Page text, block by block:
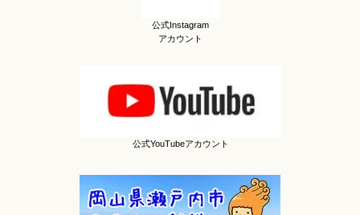
公式Instagram
アカウント
公式YouTubeアカウント